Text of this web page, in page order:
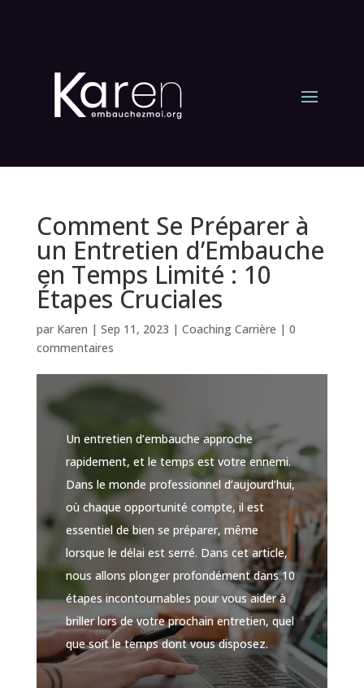
Comment Se Préparer à
un Entretien d’Embauche
en Temps Limité : 10
Étapes Cruciales
par Karen | Sep 11, 2023 | Coaching Carrière | 0
commentaires
Un entretien d’embauche approche
rapidement, et le temps est votre ennemi.
Dans le monde professionnel d’aujourd’hui,
où chaque opportunité compte, il est
essentiel de bien se préparer, même
lorsque le délai est serré. Dans cet article,
nous allons plonger profondément dans 10
étapes incontournables pour vous aider à
briller lors de votre prochain entretien, quel
que soit le temps dont vous disposez.